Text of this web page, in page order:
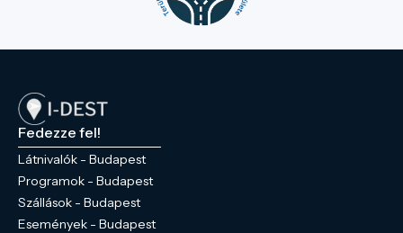
Fedezze fel!
Látnivalók - Budapest
Programok - Budapest
Szállások - Budapest
Események - Budapest